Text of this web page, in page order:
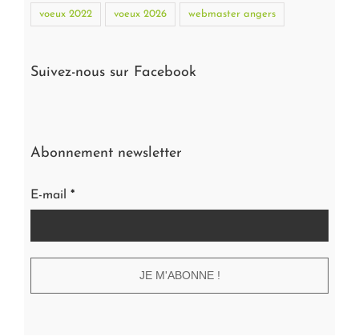
voeux 2022 voeux 2026 webmaster angers
Suivez-nous sur Facebook
Abonnement newsletter
E-mail *